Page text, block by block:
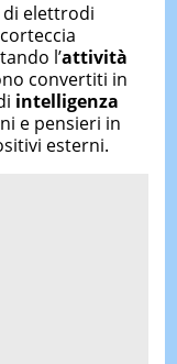
elettrodi
l’attività
convertiti in
intelligenza
e pensieri in
esterni.